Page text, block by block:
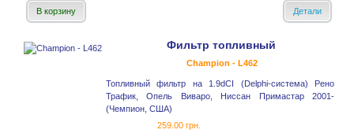
В корзину Детали
Фильтр топливный
Champion - L462
Топливный фильтр на 1.9dCI (Delphi-система) Рено
Трафик, Опель Виваро, Ниссан Примастар 2001-
(Чемпион, США)
259.00 грн.